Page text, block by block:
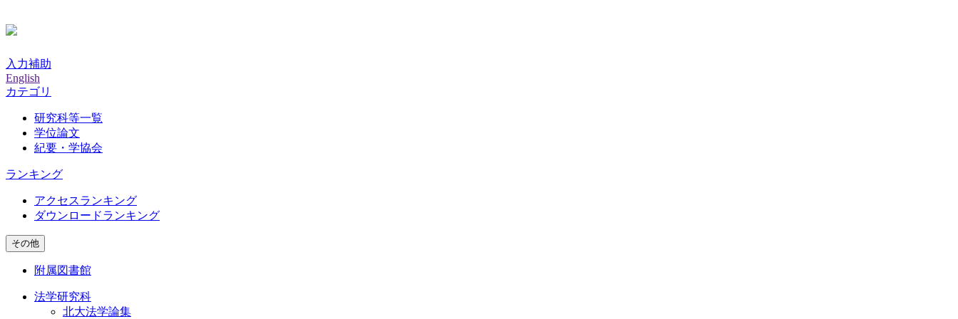
入力補助
English
カテゴリ
研究科等一覧
学位論文
紀要・学協会
ランキング
アクセスランキング
ダウンロードランキング
その他
附属図書館
法学研究科
北大法学論集